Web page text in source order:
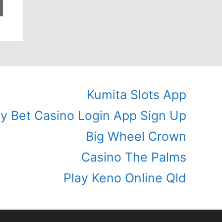
Kumita Slots App
Bet Casino Login App Sign Up
Big Wheel Crown
Casino The Palms
Play Keno Online Qld